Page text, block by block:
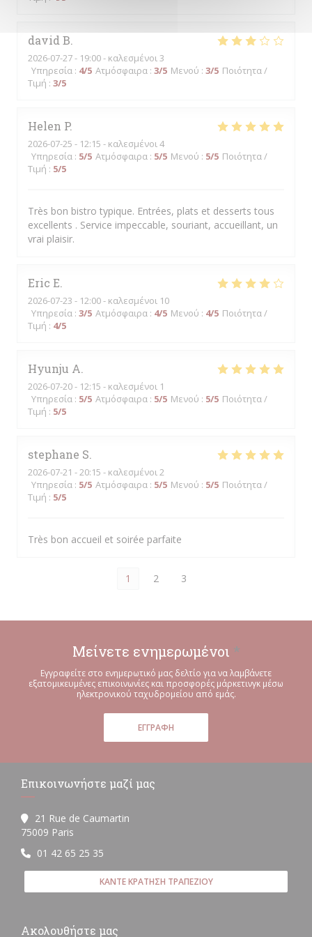
david B
2026-07-27- 19:00 - καλεσμένοι 3
Υπηρεσία : 4/5 Ατμόσφαιρα : 3/5 Μενού : 3/5 Ποιότητα /
Τιμή : 3/5
Helen P
2026-07-25 - 12:15 - καλεσμένοι 4
Υπηρεσία : 5/5 Ατμόσφαιρα : 5/5 Μενού : 5/5 Ποιότητα /
Τιμή : 5/5
Très bon bistro typique. Entrées, plats et desserts tous
excellents . Service impeccable, souriant, accueillant, un
vrai plaisir.
Eric E
2026-07-23 - 12:00 - καλεσμένοι 10
Υπηρεσία : 3/5 Ατμόσφαιρα : 4/5 Μενού : 4/5 Ποιότητα /
Τιμή : 4/5
Hyunju A
2026-07-20- 12:15 - καλεσμένοι 1
Υπηρεσία : 5/5 Ατμόσφαιρα : 5/5 Μενού : 5/5 Ποιότητα /
Τιμή : 5/5
stephane S
2026-07-21 - 20:15 - καλεσμένοι 2
Υπηρεσία : 5/5 Ατμόσφαιρα : 5/5 Μενού : 5/5 Ποιότητα /
Τιμή : 5/5
Très bon accueil et soirée parfaite
1 2 3
Μείνετε ενημερωμένοι *
Εγγραφείτε στο ενημερωτικό μας δελτίο για να λαμβάνετε
εξατομικευμένες επικοινωνίες και προσφορές μάρκετινγκ μέσω
ηλεκτρονικού ταχυδρομείου από εμάς.
ΕΓΓΡΑΦΉ
Επικοινωνήστε μαζί μας
21 Rue de Caumartin
75009 Paris
01 42 65 25 35
ΚΆΝΤΕ ΚΡΆΤΗΣΗ ΤΡΑΠΕΖΙΟΎ
Ακολουθήστε μας